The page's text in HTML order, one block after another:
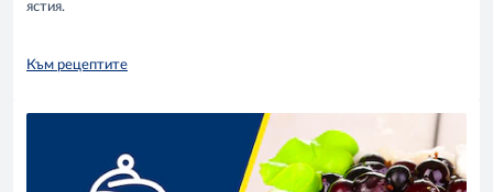
ястия.
Към рецептите